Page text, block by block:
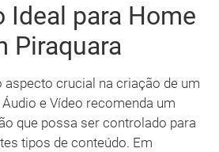
Ideal para Home
Piraquara
crucial na criação de um
e Vídeo recomenda um
que possa ser controlado para
tipos de conteúdo. Em